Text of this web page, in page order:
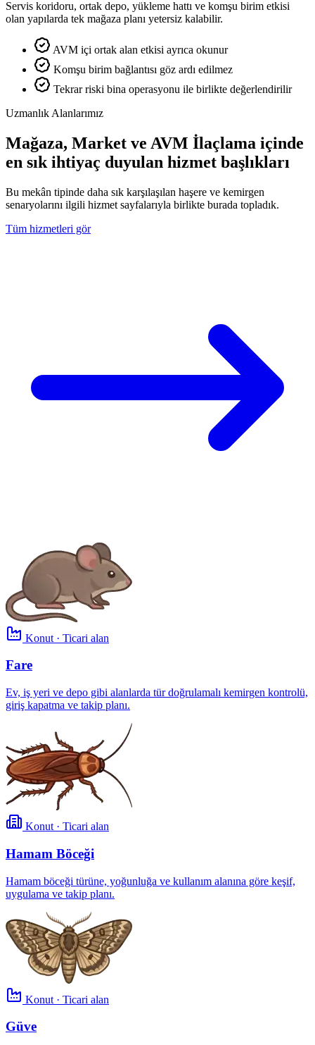
Servis koridoru, ortak depo, yükleme hattı ve komşu birim etkisi
olan yapılarda tek mağaza planı yetersiz kalabilir.
AVM içi ortak alan etkisi ayrıca okunur
Komşu birim bağlantısı göz ardı edilmez
Tekrar riski bina operasyonu ile birlikte değerlendirilir
Uzmanlık Alanlarımız
Mağaza, Market ve AVM İlaçlama içinde
en sık ihtiyaç duyulan hizmet başlıkları
Bu mekân tipinde daha sık karşılaşılan haşere ve kemirgen
senaryolarını ilgili hizmet sayfalarıyla birlikte burada topladık.
Tüm hizmetleri gör
Konut · Ticari alan
Fare
Ev, iş yeri ve depo gibi alanlarda tür doğrulamalı kemirgen kontrolü,
giriş kapatma ve takip planı.
Konut · Ticari alan
Hamam Böceği
Hamam böceği türüne, yoğunluğa ve kullanım alanına göre keşif,
uygulama ve takip planı.
Konut · Ticari alan
Güve